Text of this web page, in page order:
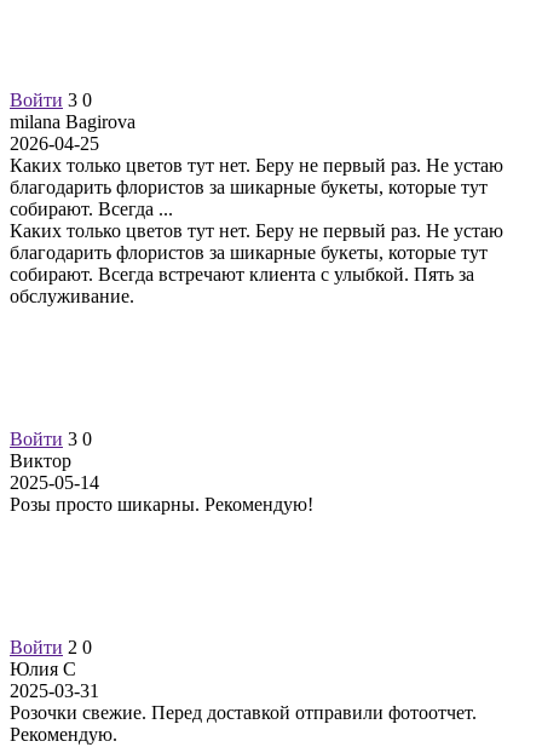
Войти 3 0
milana Bagirova
2026-04-25
Каких только цветов тут нет. Беру не первый раз. Не устаю
благодарить флористов за шикарные букеты, которые тут
собирают. Всегда ...
Каких только цветов тут нет. Беру не первый раз. Не устаю
благодарить флористов за шикарные букеты, которые тут
собирают. Всегда встречают клиента с улыбкой. Пять за
обслуживание.
Войти 3 0
Виктор
2025-05-14
Розы просто шикарны. Рекомендую!
Войти 2 0
Юлия С
2025-03-31
Розочки свежие. Перед доставкой отправили фотоотчет.
Рекомендую.